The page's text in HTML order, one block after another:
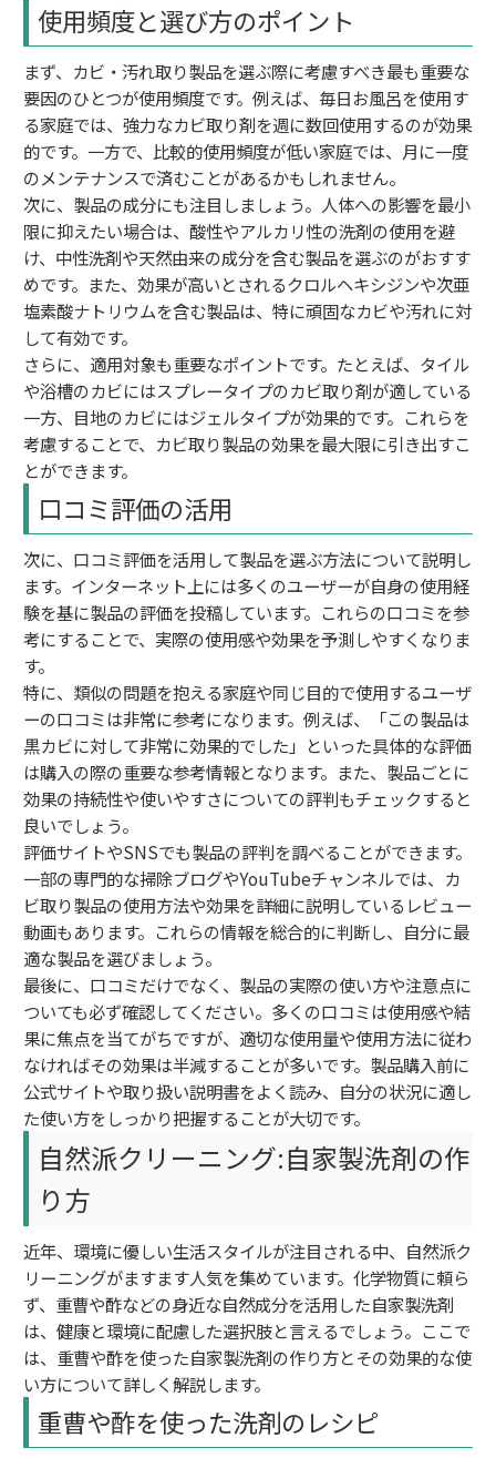
使用頻度と選び方のポイント
まず、カビ・汚れ取り製品を選ぶ際に考慮すべき最も重要な
要因のひとつが使用頻度です。例えば、毎日お風呂を使用す
る家庭では、強力なカビ取り剤を週に数回使用するのが効果
的です。一方で、比較的使用頻度が低い家庭では、月に一度
のメンテナンスで済むことがあるかもしれません。
次に、製品の成分にも注目しましょう。人体への影響を最小
限に抑えたい場合は、酸性やアルカリ性の洗剤の使用を避
け、中性洗剤や天然由来の成分を含む製品を選ぶのがおすす
めです。また、効果が高いとされるクロルヘキシジンや次亜
塩素酸ナトリウムを含む製品は、特に頑固なカビや汚れに対
して有効です。
さらに、適用対象も重要なポイントです。たとえば、タイル
や浴槽のカビにはスプレータイプのカビ取り剤が適している
一方、目地のカビにはジェルタイプが効果的です。これらを
考慮することで、カビ取り製品の効果を最大限に引き出すこ
とができます。
口コミ評価の活用
次に、口コミ評価を活用して製品を選ぶ方法について説明し
ます。インターネット上には多くのユーザーが自身の使用経
験を基に製品の評価を投稿しています。これらの口コミを参
考にすることで、実際の使用感や効果を予測しやすくなりま
す。
特に、類似の問題を抱える家庭や同じ目的で使用するユーザ
ーの口コミは非常に参考になります。例えば、「この製品は
黒カビに対して非常に効果的でした」といった具体的な評価
は購入の際の重要な参考情報となります。また、製品ごとに
効果の持続性や使いやすさについての評判もチェックすると
良いでしょう。
評価サイトやSNSでも製品の評判を調べることができます。
一部の専門的な掃除ブログやYouTubeチャンネルでは、カ
ビ取り製品の使用方法や効果を詳細に説明しているレビュー
動画もあります。これらの情報を総合的に判断し、自分に最
適な製品を選びましょう。
最後に、口コミだけでなく、製品の実際の使い方や注意点に
ついても必ず確認してください。多くの口コミは使用感や結
果に焦点を当てがちですが、適切な使用量や使用方法に従わ
なければその効果は半減することが多いです。製品購入前に
公式サイトや取り扱い説明書をよく読み、自分の状況に適し
た使い方をしっかり把握することが大切です。
自然派クリーニング:自家製洗剤の作
り方
近年、環境に優しい生活スタイルが注目される中、自然派ク
リーニングがますます人気を集めています。化学物質に頼ら
ず、重曹や酢などの身近な自然成分を活用した自家製洗剤
は、健康と環境に配慮した選択肢と言えるでしょう。ここで
は、重曹や酢を使った自家製洗剤の作り方とその効果的な使
い方について詳しく解説します。
重曹や酢を使った洗剤のレシピ